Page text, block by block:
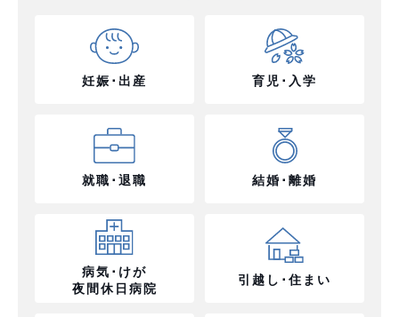
妊娠･出産 育児･入学
就職･退職 結婚･離婚
病気･けが
夜間休日病院
引越し･住まい